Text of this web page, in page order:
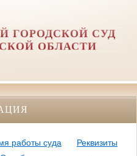
ГОРОДСКОЙ СУД
ОБЛАСТИ
работы суда
Реквизиты